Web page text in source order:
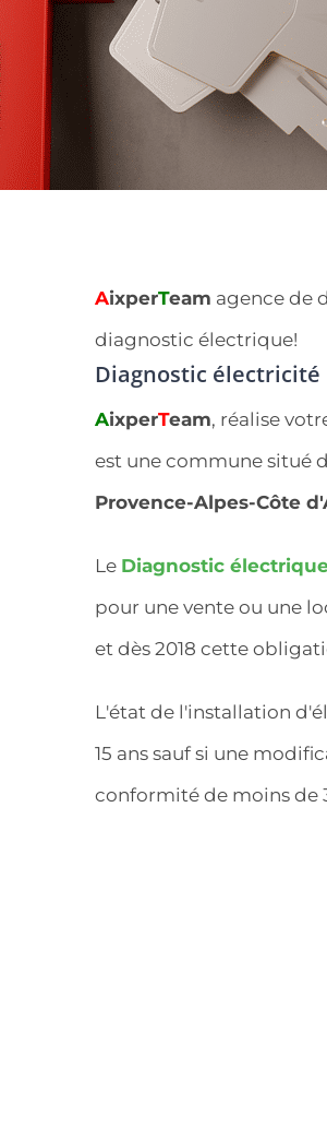
AixperTeam agence de
diagnostic électrique!
Diagnostic électricité
AixperTeam, réalise
est une commune situé
Provence-Alpes-Côte
Le Diagnostic
pour une vente ou une
et dès 2018 cette
L'état de l'installation
15 ans sauf si une
conformité de moins de